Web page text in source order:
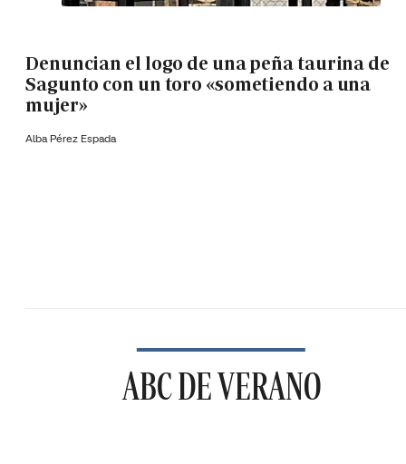
Denuncian el logo de una peña taurina de
Sagunto con un toro «sometiendo a una
mujer»
Alba Pérez Espada
ABC DE VERANO